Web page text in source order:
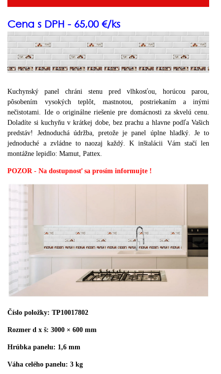
Cena s DPH - 65,00 €/ks
Kuchynský panel chráni stenu pred vlhkosťou, horúcou parou,
pôsobením vysokých teplôt, mastnotou, postriekaním a inými
nečistotami. Ide o originálne riešenie pre domácnosti za skvelú cenu.
Doladíte si kuchyňu v krátkej dobe, bez prachu a hlavne podľa Vašich
predstáv! Jednoduchá údržba, pretože je panel úplne hladký. Je to
jednoduché a zvládne to naozaj každý. K inštalácii Vám stačí len
montážne lepidlo: Mamut, Pattex.
POZOR - Na dostupnosť sa prosím informujte !
Číslo položky:TP10017802
Rozmer d x š: 3000 × 600 mm
Hrúbka panelu: 1,6 mm
Váha celého panelu: 3 kg